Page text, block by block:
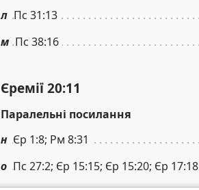
л Пс 31:13
м Пс 38:16
Єремії 20:11
Паралельні посилання
н Єр 1:8; Рм 8:31
о Пс 27:2; Єр 15:15; Єр 15:20; Єр 17:18